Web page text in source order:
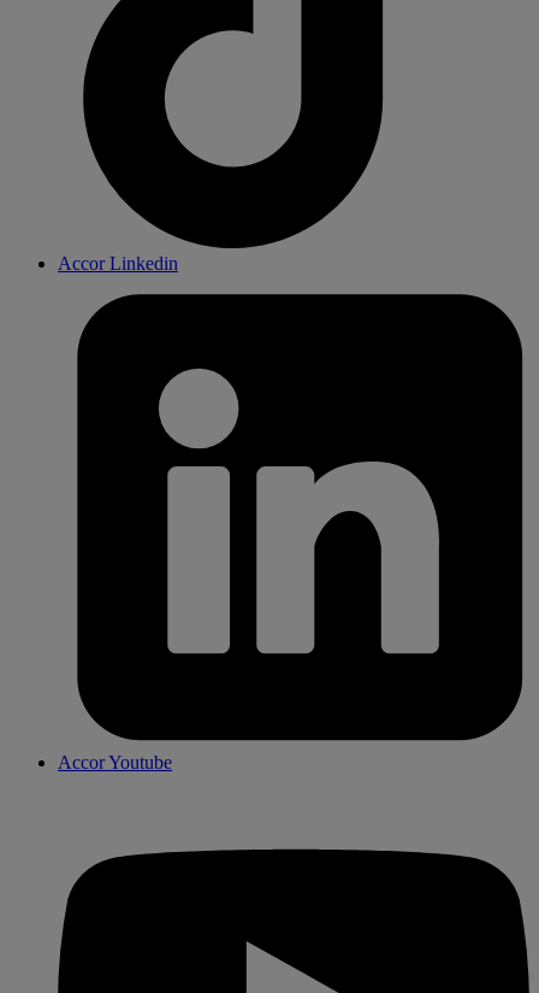
Accor Linkedin
Accor Youtube